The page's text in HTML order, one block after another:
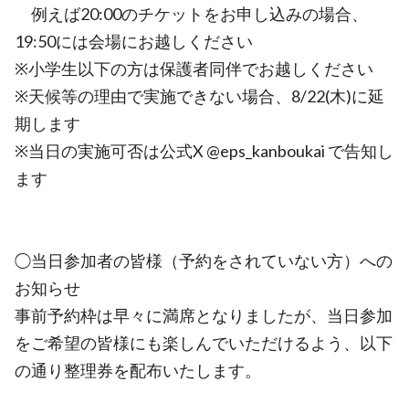
例えば20:00のチケットをお申し込みの場合、
19:50には会場にお越しください
※小学生以下の方は保護者同伴でお越しください
※天候等の理由で実施できない場合、8/22(木)に延
期します
※当日の実施可否は公式X @eps_kanboukai で告知し
ます
◯当日参加者の皆様（予約をされていない方）への
お知らせ
事前予約枠は早々に満席となりましたが、当日参加
をご希望の皆様にも楽しんでいただけるよう、以下
の通り整理券を配布いたします。